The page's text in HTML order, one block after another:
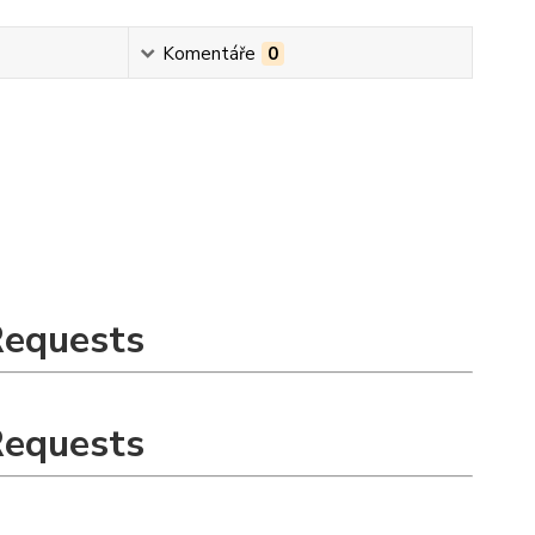
Komentáře 0